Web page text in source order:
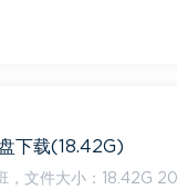
下载(18.42G)
2023高二乐学数学王嘉庆